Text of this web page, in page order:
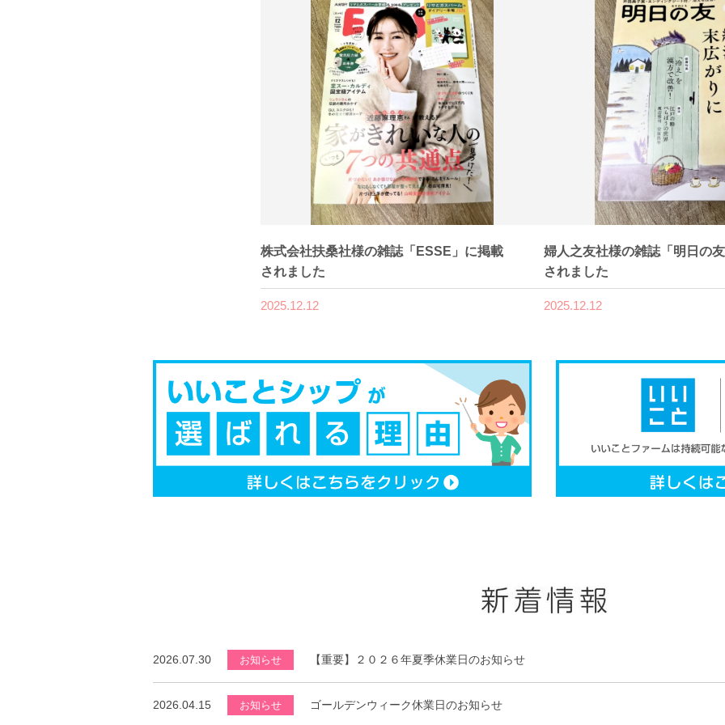
株式会社扶桑社様の雑誌「ESSE」に掲載
されました
2025.12.12
婦人之友社様の雑誌「明日の
されました
2025.12.12
2026.07.30 お知らせ 【重要】２０２６年夏季休業日のお知らせ
2026.04.15 お知らせ ゴールデンウィーク休業日のお知らせ